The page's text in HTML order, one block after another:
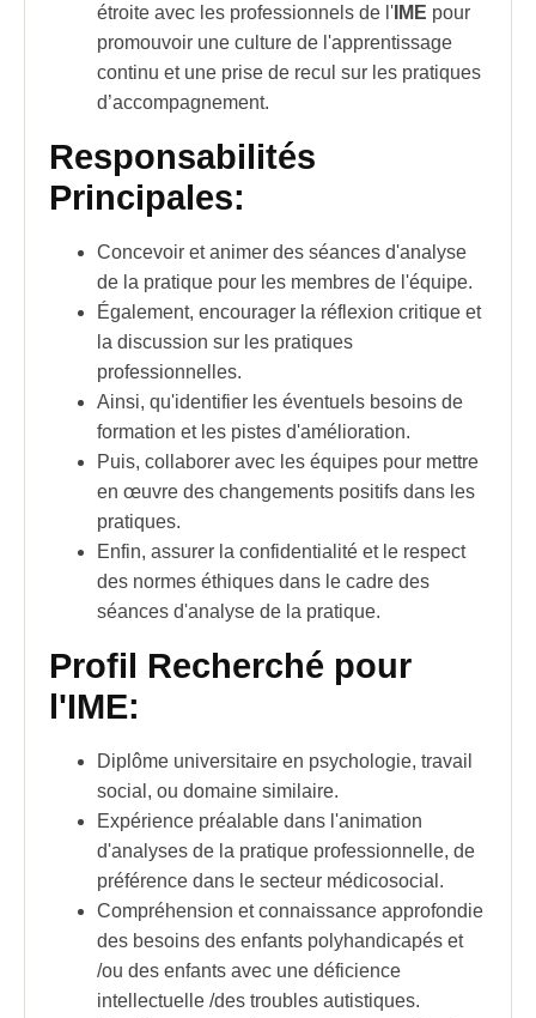
étroite avec les professionnels de l' IME pour
promouvoir une culture de l'apprentissage
continu et une prise de recul sur les pratiques
d’accompagnement.
Responsabilités
Principales:
Concevoir et animer des séances d'analyse
de la pratique pour les membres de l'équipe.
Également, encourager la réflexion critique et
la discussion sur les pratiques
professionnelles.
Ainsi, qu'identifier les éventuels besoins de
formation et les pistes d'amélioration.
Puis, collaborer avec les équipes pour mettre
en œuvre des changements positifs dans les
pratiques.
Enfin, assurer la confidentialité et le respect
des normes éthiques dans le cadre des
séances d'analyse de la pratique.
Profil Recherché pour
l'IME:
Diplôme universitaire en psychologie, travail
social, ou domaine similaire.
Expérience préalable dans l'animation
d'analyses de la pratique professionnelle, de
préférence dans le secteur médicosocial.
Compréhension et connaissance approfondie
des besoins des enfants polyhandicapés et
/ou des enfants avec une déficience
intellectuelle /des troubles autistiques.